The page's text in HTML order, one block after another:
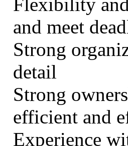
and meet
Strong
detail
Strong
efficient and
Experience